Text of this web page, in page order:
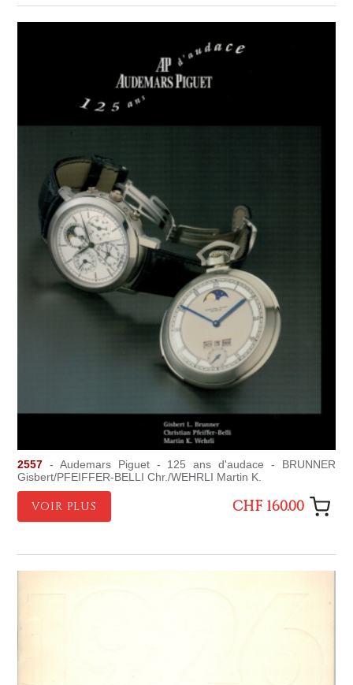
2557 - Audemars Piguet - 125 ans d'audace - BRUNNER
Gisbert/PFEIFFER-BELLI Chr./WEHRLI Martin K.
VOIR PLUS CHF 160.00